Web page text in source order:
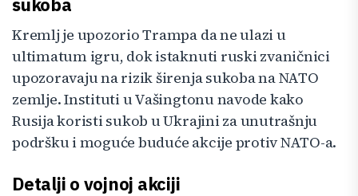
Kremlj je upozorio Trampa da ne ulazi u
ultimatum igru, dok istaknuti ruski zvaničnici
upozoravaju na rizik širenja sukoba na NATO
zemlje. Instituti u Vašingtonu navode kako
Rusija koristi sukob u Ukrajini za unutrašnju
podršku i moguće buduće akcije protiv NATO-a.
Detalji o vojnoj akciji